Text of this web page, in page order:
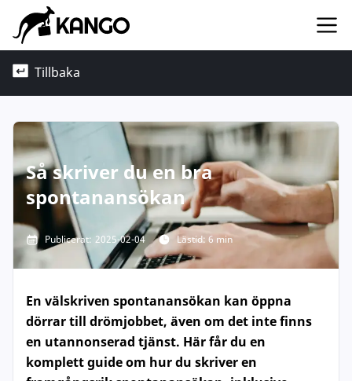
Tillbaka
Så skriver du en bra
spontanansökan
Publicerat: 2025-02-04 Lästid: 6 min
En välskriven spontanansökan kan öppna
dörrar till drömjobbet, även om det inte finns
en utannonserad tjänst. Här får du en
komplett guide om hur du skriver en